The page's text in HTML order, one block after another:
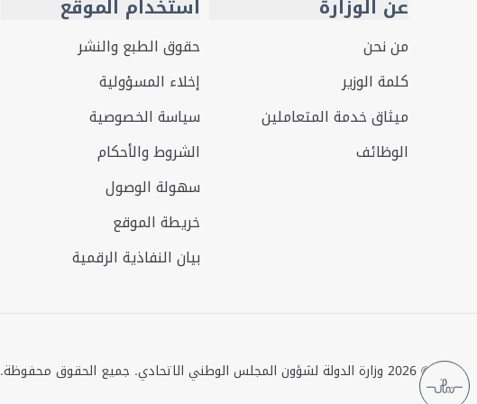
عن الوزارة
من نحن
كلمة الوزير
ميثاق خدمة المتعاملين
الوظائف
استخدام الموقع
حقوق الطبع والنشر
إخلاء المسؤولية
سياسة الخصوصية
الشروط والأحكام
سهولة الوصول
خريطة الموقع
بيان النفاذية الرقمية
©
2026 وزارة الدولة لشؤون المجلس الوطني الاتحادي. جميع الحقوق محفوظة.